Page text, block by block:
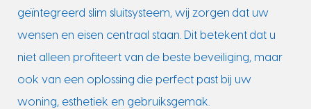
geïntegreerd slim sluitsysteem, wij zorgen dat uw
wensen en eisen centraal staan. Dit betekent dat u
niet alleen profiteert van de beste beveiliging, maar
ook van een oplossing die perfect past bij uw
woning, esthetiek en gebruiksgemak.